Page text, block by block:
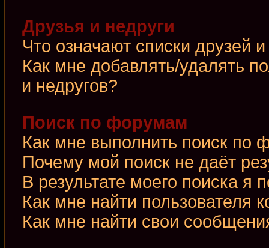
Друзья и недруги
Что означают списки друзей
Как мне добавлять/удалять
и недругов?
Поиск по форумам
Как мне выполнить поиск
Почему мой поиск не даёт
В результате моего поиска я
Как мне найти пользователя
Как мне найти свои